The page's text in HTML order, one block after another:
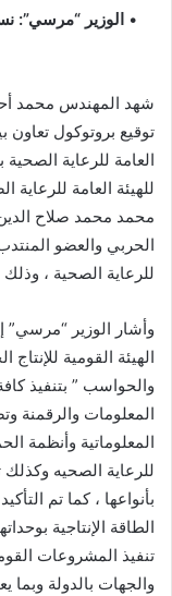
• الوزير “مرسي”:
شهد المهندس محمد
توقيع بروتوكول تعاون
العامة للرعاية
للهيئة العامة
محمد محمد صلاح
الحربي والعضو
للرعاية الصحية ، وذلك
وأشار الوزير “مرسي”
الهيئة القومية
والحواسب ” بتنفيذ
المعلومات والرقمنة
المعلوماتية وأنظمة
للرعاية الصحيه
بأنواعها ، كما تم
الطاقة الإنتاجية
تنفيذ المشروعات
والجهات بالدولة وبما